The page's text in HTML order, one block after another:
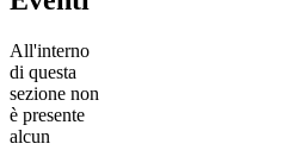
All'interno
di questa
sezione non
è presente
alcun